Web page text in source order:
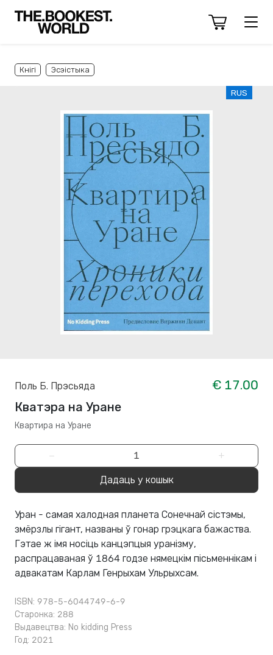
Кнігі Эсэістыка
RUS
Поль Б. Прэсьяда
€ 17.00
Кватэра на Уране
Квартира на Уране
− +
Дадаць у кошык
Уран - самая халодная планета Сонечнай сістэмы,
змёрзлы гігант, названы ў гонар грэцкага бажаства.
Гэтае ж імя носіць канцэпцыя уранізму,
распрацаваная ў 1864 годзе нямецкім пісьменнікам і
адвакатам Карлам Генрыхам Ульрыхсам.
ISBN: 978-5-6044749-6-9
Старонка: 288
Выдавецтва: No kidding Press
Год: 2021